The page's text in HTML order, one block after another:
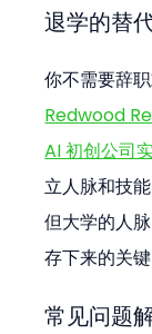
退学的替
你不需要辞
Redwood
AI 初创公司
立人脉和技
但大学的人
存下来的关键
常见问题